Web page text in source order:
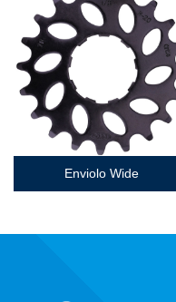
Enviolo Wide